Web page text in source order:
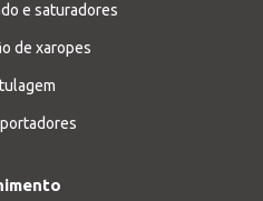
e saturadores
de xaropes